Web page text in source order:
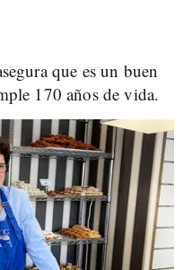
que es un buen
170 años de vida.